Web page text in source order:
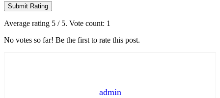
Submit Rating
Average rating 5 / 5. Vote count: 1
No votes so far! Be the first to rate this post.
admin